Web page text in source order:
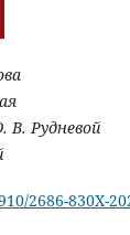
В. Рудневой
2686-830X-